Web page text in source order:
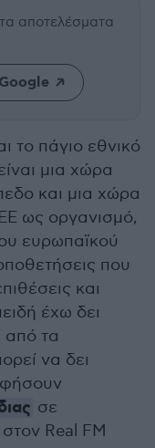
αποτελέσματα
το πάγιο εθνικό
μια χώρα
και μια χώρα
ως οργανισμό,
ευρωπαϊκού
που
και
έχω δει
από τα
να δει
σε
Real FM